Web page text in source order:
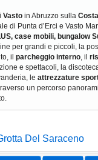
Vastoin Abruzzo sulla
di Punta d’Erci e Vasto
case mobili, bungalow
per grandi e piccoli, la
il parcheggio interno, il
e spettacoli, la
le attrezzature
un percorso
Del Saraceno